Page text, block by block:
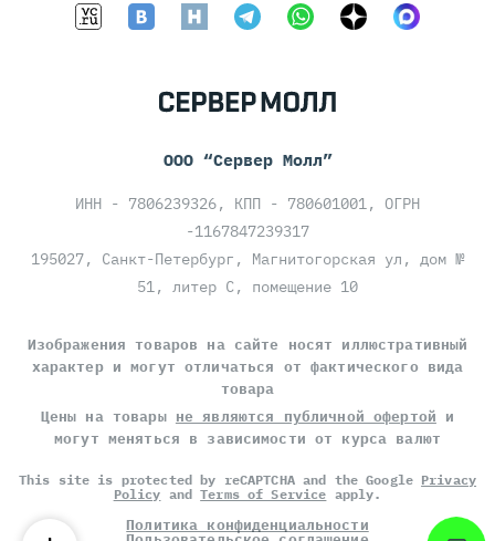
ООО “Сервер Молл”
ИНН - 7806239326, КПП - 780601001, ОГРН
-1167847239317
195027, Санкт-Петербург, Магнитогорская ул, дом №
51, литер С, помещение 10
Изображения товаров на сайте носят иллюстративный
характер и могут отличаться от фактического вида
товара
Цены на товары не являются публичной офертой и
могут меняться в зависимости от курса валют
This site is protected by reCAPTCHA and the Google Privacy
Policy andTerms of Service apply.
Политика конфиденциальности